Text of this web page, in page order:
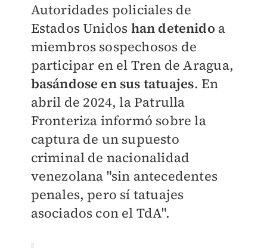
Autoridades policiales de
Estados Unidos han detenido a
miembros sospechosos de
participar en el Tren de Aragua,
basándose en sus tatuajes. En
abril de 2024, la Patrulla
Fronteriza informó sobre la
captura de un supuesto
criminal de nacionalidad
venezolana "sin antecedentes
penales, pero sí tatuajes
asociados con el TdA".